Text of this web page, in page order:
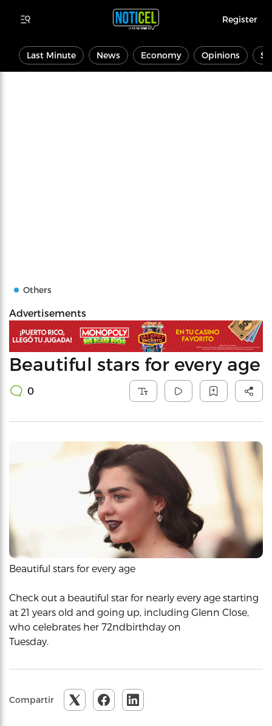
Register
Last Minute News Economy Opinions
Others
Advertisements
Beautiful stars for every age
0
Beautiful stars for every age
Check out a beautiful star for nearly every age starting
at 21 years old and going up, including Glenn Close,
who celebrates her 72ndbirthday on
Tuesday.
Compartir